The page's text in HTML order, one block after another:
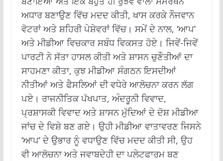
ਅਧਾਰ ਬਣਾਉਣ ਵਿੱਚ ਮਦਦ ਕੀਤੀ, ਖਾਸ ਕਰਕੇ ਨੌਜਵਾਨ
ਵੋਟਰਾਂ ਅਤੇ ਸ਼ਹਿਰੀ ਪੇਸ਼ੇਵਰਾਂ ਵਿੱਚ। ਸਮੇਂ ਦੇ ਨਾਲ, ‘ਆਪ’
ਅਤੇ ਮੀਡੀਆ ਵਿਚਕਾਰ ਸਬੰਧ ਵਿਕਸਤ ਹੋਏ। ਜਿਵੇਂ-ਜਿਵੇਂ
ਪਾਰਟੀ ਨੇ ਸੱਤਾ ਹਾਸਲ ਕੀਤੀ ਅਤੇ ਸ਼ਾਸਨ ਚੁਣੌਤੀਆਂ ਦਾ
ਸਾਹਮਣਾ ਕੀਤਾ, ਕੁਝ ਮੀਡੀਆ ਸੰਗਠਨ ਇਸਦੀਆਂ
ਨੀਤੀਆਂ ਅਤੇ ਫੈਸਲਿਆਂ ਦੀ ਵਧੇਰੇ ਆਲੋਚਨਾ ਕਰਨ ਲੱਗ
ਪਏ। ਰਾਜਨੀਤਿਕ ਪੱਖਪਾਤ, ਅੰਦਰੂਨੀ ਵਿਵਾਦ,
ਪ੍ਰਸ਼ਾਸਕੀ ਵਿਵਾਦ ਅਤੇ ਸ਼ਾਸਨ ਮੁੱਦਿਆਂ ਦੇ ਦੋਸ਼ ਮੀਡੀਆ
ਜਾਂਚ ਦੇ ਵਿਸ਼ੇ ਬਣ ਗਏ। ਉਹੀ ਮੀਡੀਆ ਵਾਤਾਵਰਣ ਜਿਸਨੇ
‘ਆਪ’ ਦੇ ਉਭਾਰ ਨੂੰ ਵਧਾਉਣ ਵਿੱਚ ਮਦਦ ਕੀਤੀ ਸੀ, ਉਹ
ਵੀ ਆਲੋਚਨਾ ਅਤੇ ਜਵਾਬਦੇਹੀ ਦਾ ਪਲੇਟਫਾਰਮ ਬਣ